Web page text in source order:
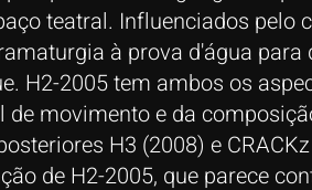
teatral. Influenciados
à prova d'água
H2-2005 tem ambos os
movimento e da
H3 (2008) e
de H2-2005, que parece